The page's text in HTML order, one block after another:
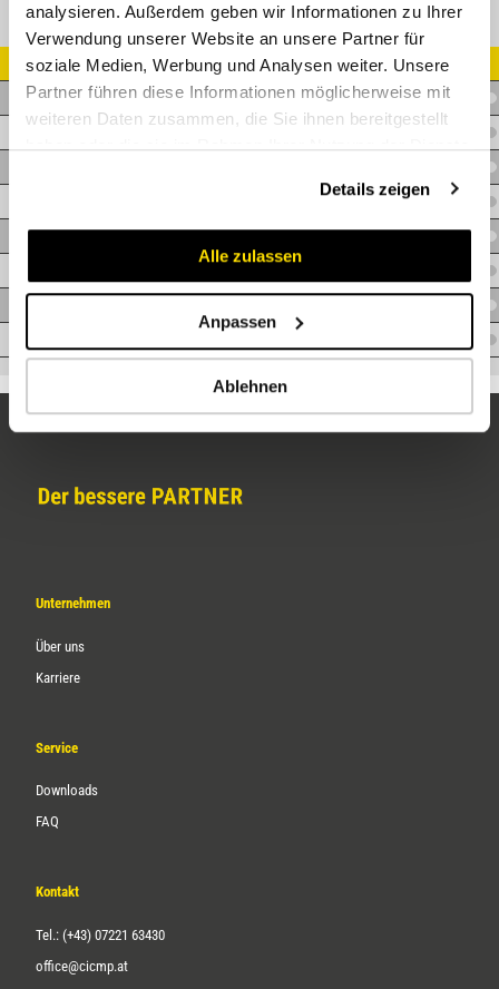
analysieren. Außerdem geben wir Informationen zu Ihrer
Verwendung unserer Website an unsere Partner für
soziale Medien, Werbung und Analysen weiter. Unsere
Partner führen diese Informationen möglicherweise mit
weiteren Daten zusammen, die Sie ihnen bereitgestellt
haben oder die sie im Rahmen Ihrer Nutzung der Dienste
Details zeigen
Alle zulassen
Anpassen
Ablehnen
Artikel Nr.
T.TE2-06
Unternehmen
Über uns
Karriere
Service
Downloads
FAQ
Kontakt
Tel.: (+43) 07221 63430
office@cicmp.at